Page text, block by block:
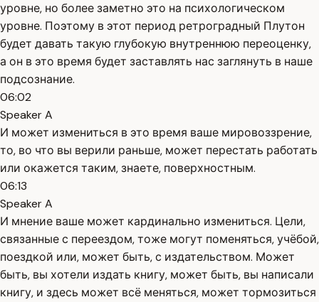
уровне, но более заметно это на психологическом
уровне. Поэтому в этот период ретроградный Плутон
будет давать такую глубокую внутреннюю переоценку,
а он в это время будет заставлять нас заглянуть в наше
подсознание.
06:02
Speaker A
И может измениться в это время ваше мировоззрение,
то, во что вы верили раньше, может перестать работать
или окажется таким, знаете, поверхностным.
06:13
Speaker A
И мнение ваше может кардинально измениться. Цели,
связанные с переездом, тоже могут поменяться, учёбой,
поездкой или, может быть, с издательством. Может
быть, вы хотели издать книгу, может быть, вы написали
книгу, и здесь может всё меняться, может тормозиться